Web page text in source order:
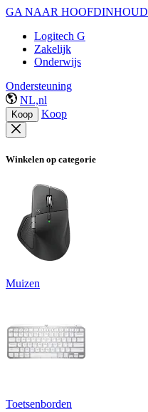
GA NAAR HOOFDINHOUD
Logitech G
Zakelijk
Onderwijs
Ondersteuning
NL,nl
Koop Koop
Winkelen op categorie
Muizen
Toetsenborden